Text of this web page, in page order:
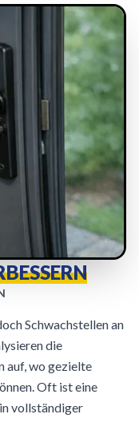
Schwachstellen an
die
auf, wo gezielte
Oft ist eine
vollständiger